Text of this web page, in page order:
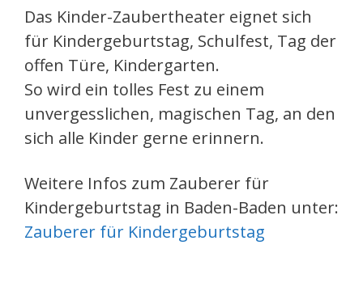
Das Kinder-Zaubertheater eignet sich
für Kindergeburtstag, Schulfest, Tag der
offen Türe, Kindergarten.
So wird ein tolles Fest zu einem
unvergesslichen, magischen Tag, an den
sich alle Kinder gerne erinnern.
Weitere Infos zum Zauberer für
Kindergeburtstag in Baden-Baden unter:
Zauberer für Kindergeburtstag